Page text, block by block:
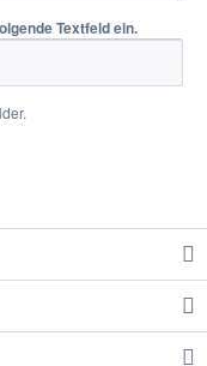
Textfeld ein.